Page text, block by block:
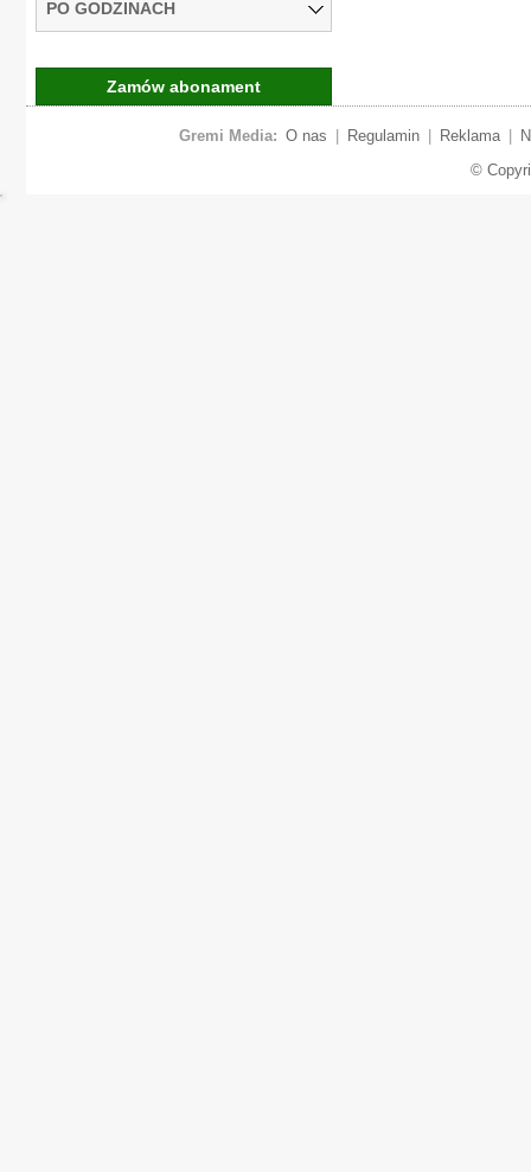
PO GODZINACH
Zamów abonament
Gremi Media: O nas Regulamin Reklama
©